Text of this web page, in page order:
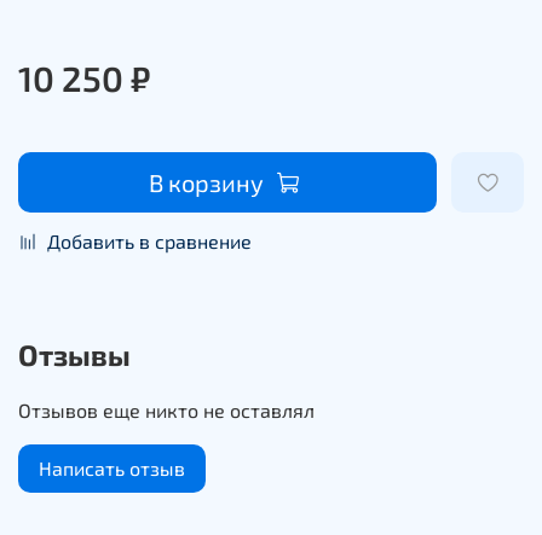
10 250 ₽
В корзину
Добавить в сравнение
Отзывы
Отзывов еще никто не оставлял
Написать отзыв